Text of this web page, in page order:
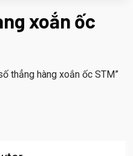
xoắn ốc
thẳng hàng xoắn ốc STM”